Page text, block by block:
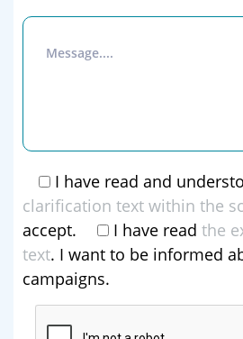
I have read and
clarification text within the
accept.
I have read the
text. I want to be informed
campaigns.